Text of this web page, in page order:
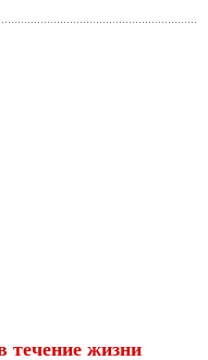
течение жизни